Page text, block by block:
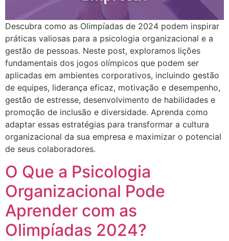
Descubra como as Olimpíadas de 2024 podem inspirar
práticas valiosas para a psicologia organizacional e a
gestão de pessoas. Neste post, exploramos lições
fundamentais dos jogos olímpicos que podem ser
aplicadas em ambientes corporativos, incluindo gestão
de equipes, liderança eficaz, motivação e desempenho,
gestão de estresse, desenvolvimento de habilidades e
promoção de inclusão e diversidade. Aprenda como
adaptar essas estratégias para transformar a cultura
organizacional da sua empresa e maximizar o potencial
de seus colaboradores.
O Que a Psicologia
Organizacional Pode
Aprender com as
Olimpíadas 2024?